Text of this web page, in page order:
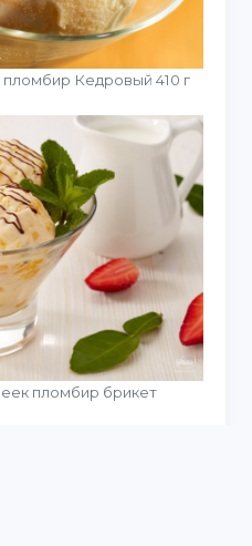
Кедровый 410 г
пломбир брикет